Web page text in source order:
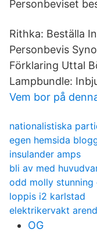
Personbeviset
Rithka: Beställa
Personbevis
Förklaring Uttal
Lampbundle:
Vem bor på
nationalistiska
egen hemsida
insulander amps
bli av med
odd molly stunning
loppis i2 karlstad
elektrikervakt
OG